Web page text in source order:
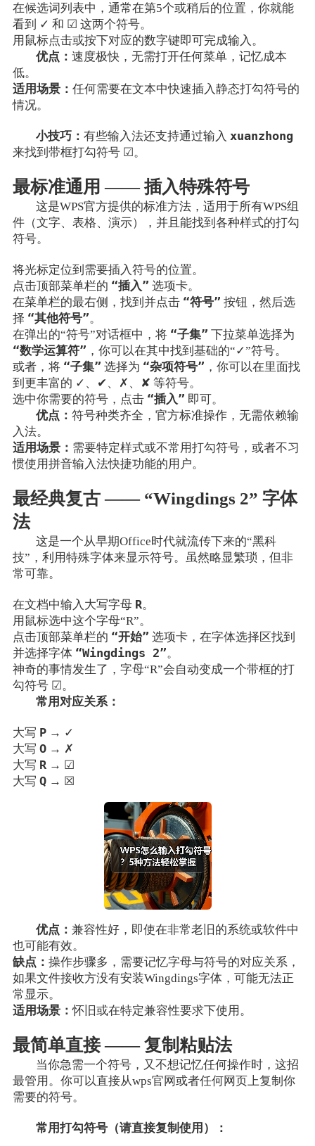
在候选词列表中，通常在第5个或稍后的位置，你就能
看到 ✓ 和 ☑ 这两个符号。
用鼠标点击或按下对应的数字键即可完成输入。
优点：速度极快，无需打开任何菜单，记忆成本
低。
适用场景： 任何需要在文本中快速插入静态打勾符号的
情况。
小技巧：有些输入法还支持通过输入xuanzhong
来找到带框打勾符号 ☑。
最标准通用 —— 插入特殊符号
这是WPS官方提供的标准方法，适用于所有WPS组
件（文字、表格、演示），并且能找到各种样式的打勾
符号。
将光标定位到需要插入符号的位置。
点击顶部菜单栏的 “插入” 选项卡。
在菜单栏的最右侧，找到并点击 “符号” 按钮，然后选
择 “其他符号”。
在弹出的“符号”对话框中，将 “子集” 下拉菜单选择为
“数学运算符” ，你可以在其中找到基础的“✓”符号。
或者，将 “子集” 选择为 “杂项符号” ，你可以在里面找
到更丰富的 ✓、✔、✗、✘ 等符号。
选中你需要的符号，点击 “插入” 即可。
优点：符号种类齐全，官方标准操作，无需依赖输
入法。
适用场景： 需要特定样式或不常用打勾符号，或者不习
惯使用拼音输入法快捷功能的用户。
最经典复古 —— “Wingdings 2” 字体
法
这是一个从早期Office时代就流传下来的“黑科
技”，利用特殊字体来显示符号。虽然略显繁琐，但非
常可靠。
在文档中输入大写字母 R。
用鼠标选中这个字母“R”。
点击顶部菜单栏的 “开始” 选项卡，在字体选择区找到
并选择字体 “Wingdings 2”。
神奇的事情发生了，字母“R”会自动变成一个带框的打
勾符号 ☑。
常用对应关系：
大写 P→ ✓
大写 O→ ✗
大写 R→ ☑
大写 Q→ ☒
优点：兼容性好，即使在非常老旧的系统或软件中
也可能有效。
缺点： 操作步骤多，需要记忆字母与符号的对应关系，
如果文件接收方没有安装Wingdings字体，可能无法正
常显示。
适用场景：怀旧或在特定兼容性要求下使用。
最简单直接 —— 复制粘贴法
当你急需一个符号，又不想记忆任何操作时，这招
最管用。你可以直接从wps官网或者任何网页上复制你
需要的符号。
常用打勾符号（请直接复制使用）：